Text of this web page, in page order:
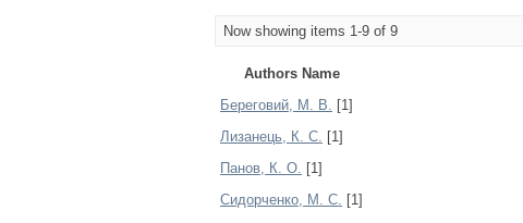
Now showing items 1-9 of 9
Authors Name
Береговий, М. В. [1]
Лизанець, К. С. [1]
Панов, К. О. [1]
Сидорченко, М. С. [1]